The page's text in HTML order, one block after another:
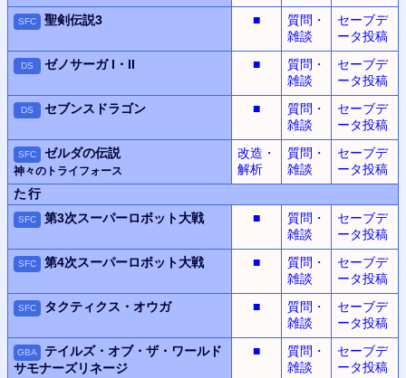
SFC 聖剣伝説3 ■
質問・
雑談
セーブデ
ータ投稿
DS ゼノサーガ I・II ■
質問・
雑談
セーブデ
ータ投稿
DS セブンスドラゴン ■
質問・
雑談
セーブデ
ータ投稿
SFC ゼルダの伝説
神々のトライフォース
改造・
解析
質問・
雑談
セーブデ
ータ投稿
た行
SFC 第3次スーパーロボット大戦 ■
質問・
雑談
セーブデ
ータ投稿
SFC 第4次スーパーロボット大戦 ■
質問・
雑談
セーブデ
ータ投稿
SFC タクティクス・オウガ ■
質問・
雑談
セーブデ
ータ投稿
GBA
テイルズ・オブ・ザ・ワールド
サモナーズリネージ
■
質問・
雑談
セーブデ
ータ投稿